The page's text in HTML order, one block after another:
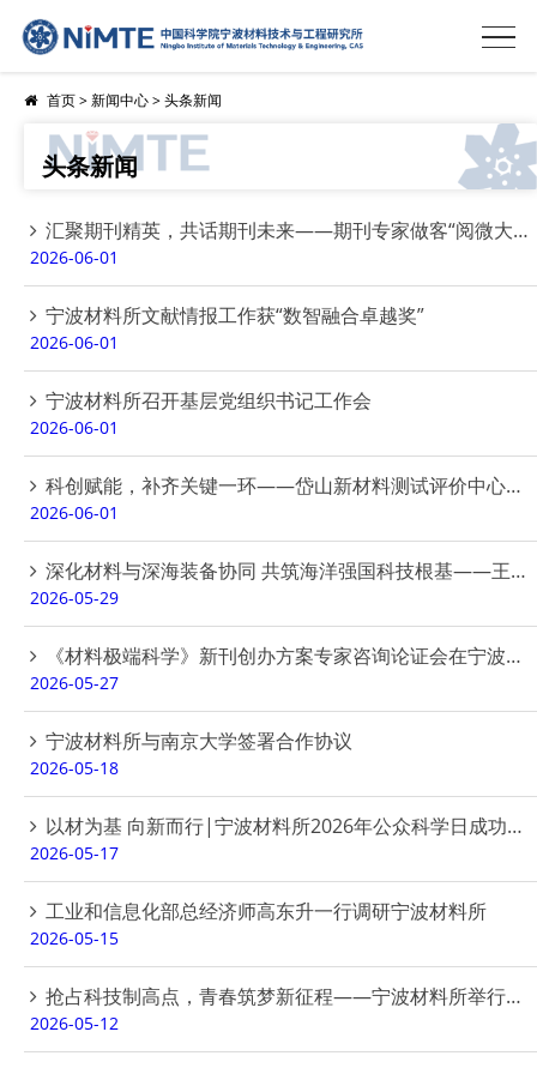
首页>新闻中心>头条新闻
头条新闻
汇聚期刊精英，共话期刊未来——期刊专家做客“阅微大讲堂”
2026-06-01
宁波材料所文献情报工作获“数智融合卓越奖”
2026-06-01
宁波材料所召开基层党组织书记工作会
2026-06-01
科创赋能，补齐关键一环——岱山新材料测试评价中心启用，为产业创新“把脉问诊”
2026-06-01
深化材料与深海装备协同 共筑海洋强国科技根基——王立平所长率队赴中国科学院深海所对接交流
2026-05-29
《材料极端科学》新刊创办方案专家咨询论证会在宁波材料所顺利召开
2026-05-27
宁波材料所与南京大学签署合作协议
2026-05-18
以材为基 向新而行|宁波材料所2026年公众科学日成功举办
2026-05-17
工业和信息化部总经济师高东升一行调研宁波材料所
2026-05-15
抢占科技制高点，青春筑梦新征程——宁波材料所举行纪念五四运动107周年主题团日活动
2026-05-12